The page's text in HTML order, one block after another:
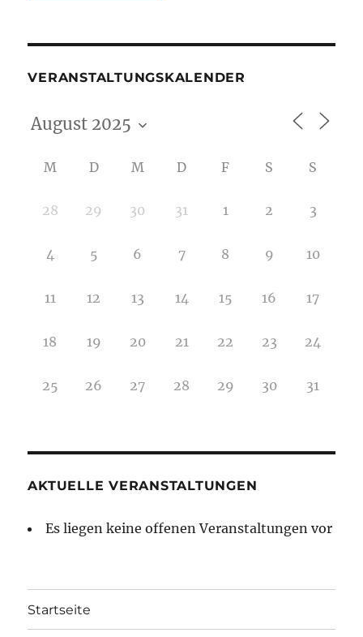
VERANSTALTUNGSKALENDER
M D M D F S S
28 29 30 31 1 2 3
4 5 6 7 8 9 10
11 12 13 14 15 16 17
18 19 20 21 22 23 24
25 26 27 28 29 30 31
AKTUELLE VERANSTALTUNGEN
Es liegen keine offenen Veranstaltungen vor
Startseite